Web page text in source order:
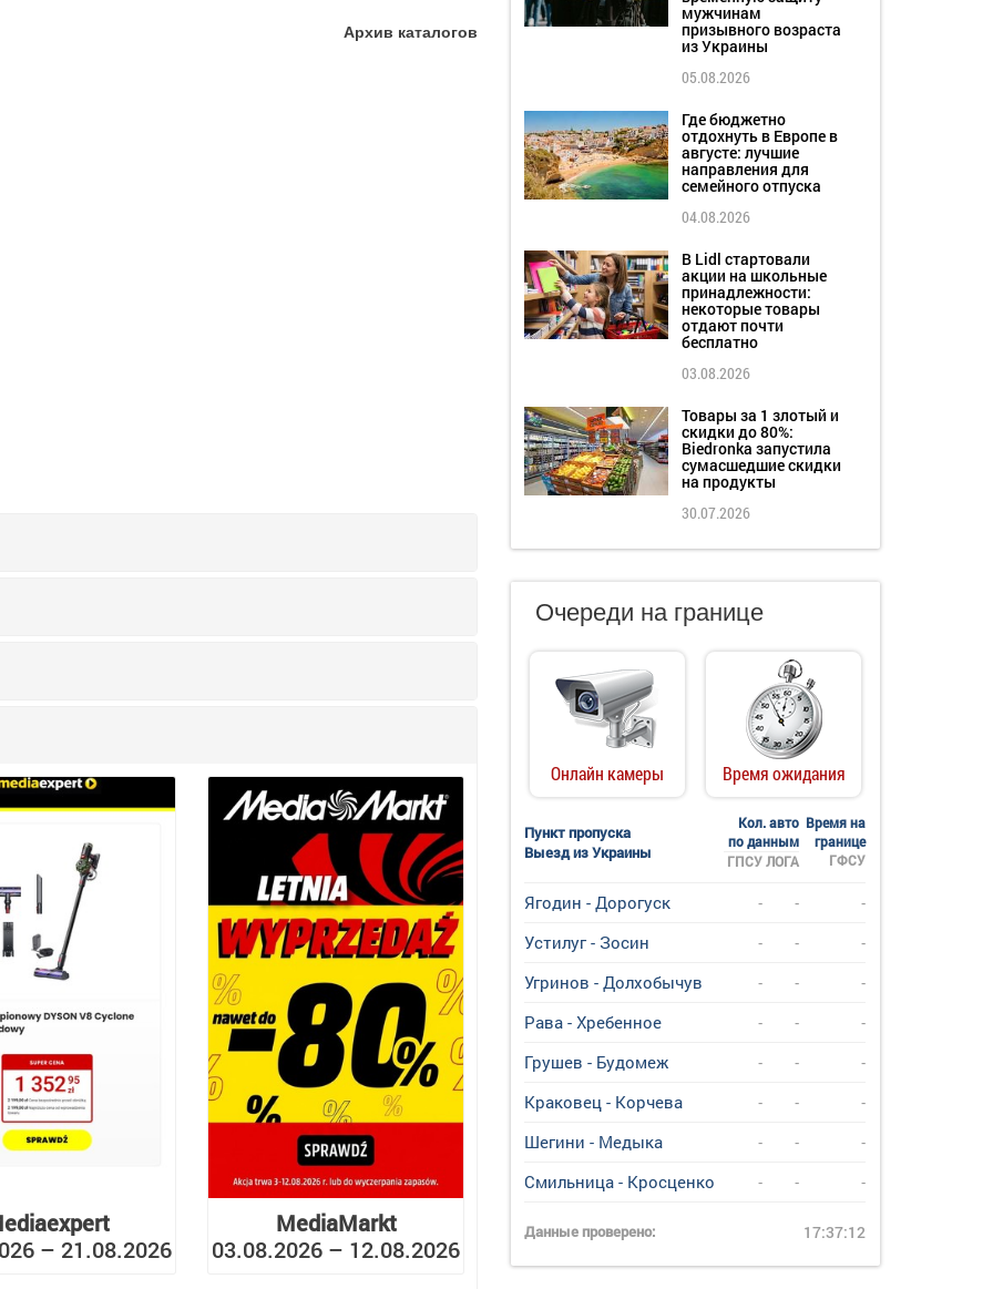
Архив каталогов
– 21.08.2026
MediaMarkt
03.08.2026 – 12.08.2026
мужчинам
призывного возраста
из Украины
05.08.2026
Где бюджетно
отдохнуть в Европе в
августе: лучшие
направления для
семейного отпуска
04.08.2026
В Lidl стартовали
акции на школьные
принадлежности:
некоторые товары
отдают почти
бесплатно
03.08.2026
Товары за 1 злотый и
скидки до 80%:
Biedronka запустила
сумасшедшие скидки
на продукты
30.07.2026
Очереди на границе
Онлайн камеры Время ожидания
Пункт пропуска
Выезд из Украины
Кол. авто
по данным
Время на
границе
ГФСУ
ГПСУ ЛОГА
Ягодин - Дорогуск - -
-
Устилуг - Зосин
- -
-
Угринов - Долхобычув
- -
-
Рава - Хребенное
- -
-
Грушев - Будомеж
- -
-
Краковец - Корчева
- -
-
Шегини - Медыка
- -
-
Смильница - Кросценко
- - -
Данные проверено: 17:37:12